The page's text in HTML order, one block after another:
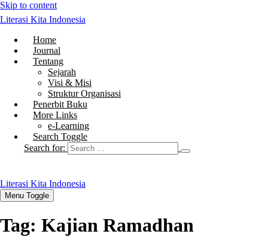
Skip to content
Literasi Kita Indonesia
Home
Journal
Tentang
Sejarah
Visi & Misi
Struktur Organisasi
Penerbit Buku
More Links
e-Learning
Search Toggle
Search for:
Literasi Kita Indonesia
Menu Toggle
Tag: Kajian Ramadhan